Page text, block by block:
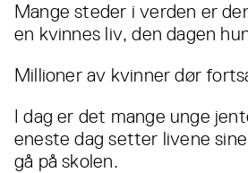
Mange steder i verden er
en kvinnes liv, den dagen
Millioner av kvinner dør
I dag er det mange unge
eneste dag setter livene
gå på skolen.